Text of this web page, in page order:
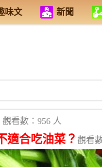
味文 新聞
觀看數：956 人
適合吃油菜？ 觀看